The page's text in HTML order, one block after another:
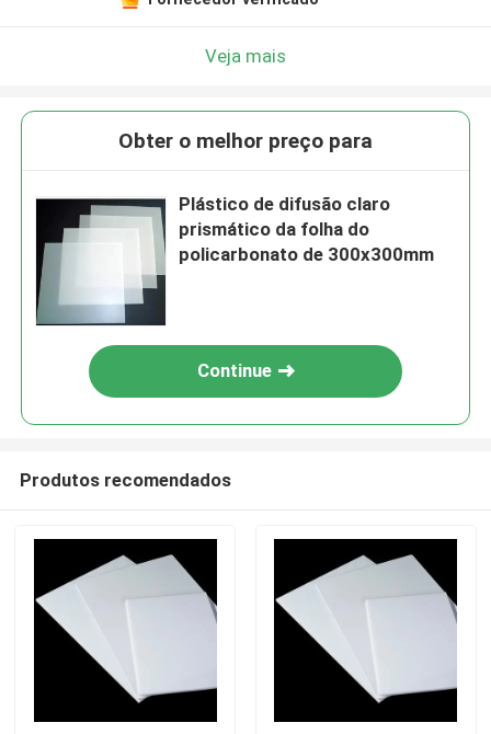
Veja mais
Obter o melhor preço para
Plástico de difusão claro
prismático da folha do
policarbonato de 300x300mm
Continue
Produtos recomendados